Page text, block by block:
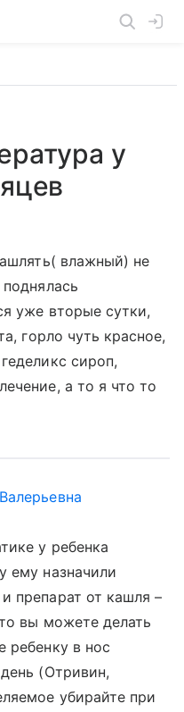
у
влажный) не
уже вторые сутки,
горло чуть красное,
сироп,
а то я что то
у ребенка
ему назначили
препарат от кашля –
вы можете делать
ребенку в нос
(Отривин,
убирайте при